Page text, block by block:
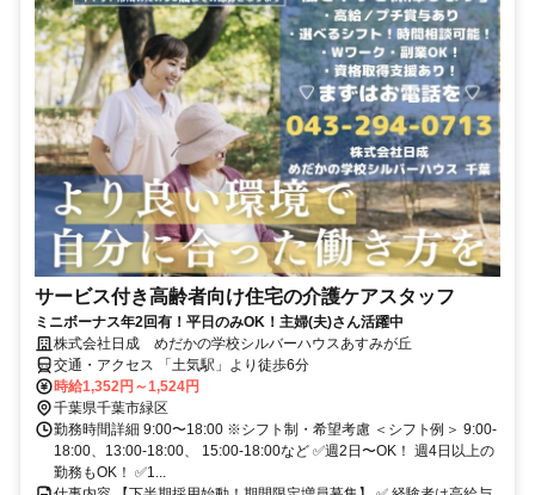
サービス付き高齢者向け住宅の介護ケアスタッフ
ミニボーナス年2回有！平日のみOK！主婦(夫)さん活躍中
株式会社日成 めだかの学校シルバーハウスあすみが丘
交通・アクセス 「土気駅」より徒歩6分
時給1,352円～1,524円
千葉県千葉市緑区
勤務時間詳細 9:00〜18:00 ※シフト制・希望考慮 ＜シフト例＞ 9:00-
18:00、13:00-18:00、 15:00-18:00など ✅週2日〜OK！ 週4日以上の
勤務もOK！ ✅1...